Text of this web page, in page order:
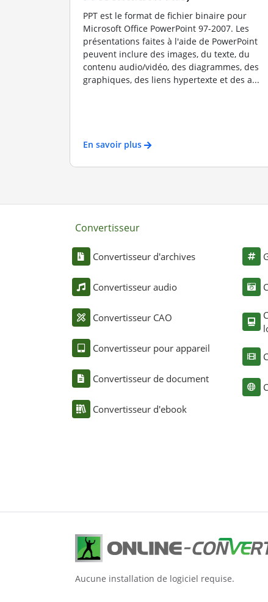
PPT est le format de fichier binaire pour
Microsoft Office PowerPoint 97-2007. Les
présentations faites à l'aide de PowerPoint
peuvent inclure des images, du texte, du
contenu audio/vidéo, des diagrammes, des
graphiques, des liens hypertexte et des a...
En savoir plus
Convertisseur
Convertisseur d'archives
Convertisseur audio
Convertisseur CAO
Convertisseur pour appareil
Convertisseur de document
Convertisseur d'ebook
Aucune installation de logiciel requise.